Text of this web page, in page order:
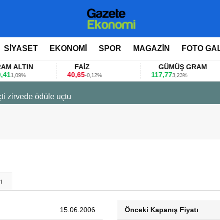
SİYASET EKONOMİ SPOR MAGAZİN FOTO
FAİZ
40,65-0,12%
GÜMÜŞ GRAM
117,773,23%
zirvede ödüle uçtu
15.06.2006 Önceki Kapanış Fiyatı